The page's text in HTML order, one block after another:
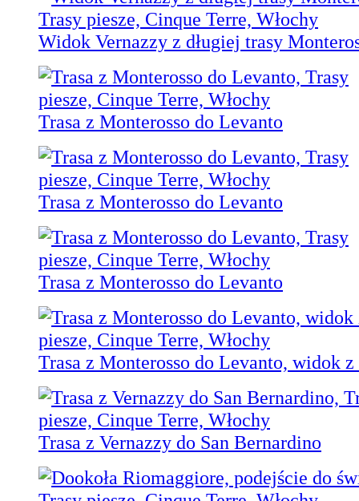
Widok Vernazzy z długiej trasy
Trasa z Monterosso do Levanto
Trasa z Monterosso do Levanto
Trasa z Monterosso do Levanto
Trasa z Monterosso do Levanto, widok z
Trasa z Vernazzy do San Bernardino